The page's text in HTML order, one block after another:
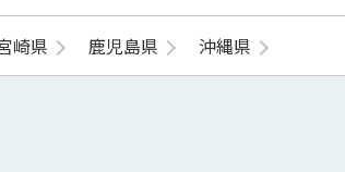
崎県 鹿児島県 沖縄県